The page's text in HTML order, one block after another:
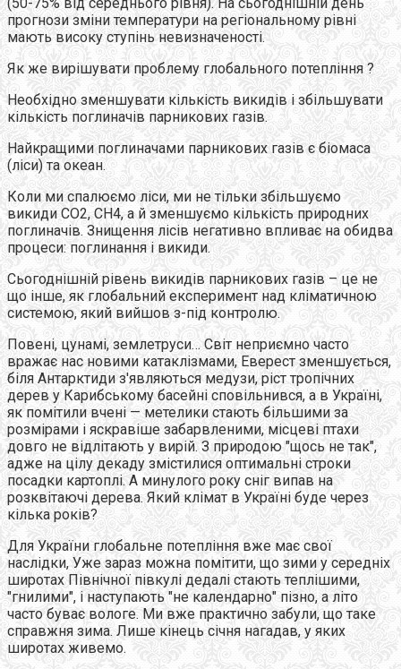
прогнози зміни температури на регіональному рівні
мають високу ступінь невизначеності.
Як же вирішувати проблему глобального потепління ?
Необхідно зменшувати кількість викидів і збільшувати
кількість поглиначів парникових газів.
Найкращими поглиначами парникових газів є біомаса
(ліси) та океан.
Коли ми спалюємо ліси, ми не тільки збільшуємо
викиди СО2, СН4, а й зменшуємо кількість природних
поглиначів. Знищення лісів негативно впливає на обидва
процеси: поглинання і викиди.
Сьогоднішній рівень викидів парникових газів – це не
що інше, як глобальний експеримент над кліматичною
системою, який вийшов з-під контролю.
Повені, цунамі, землетруси… Світ неприємно часто
вражає нас новими катаклізмами, Еверест зменшується,
біля Антарктиди з'являються медузи, ріст тропічних
дерев у Карибському басейні сповільнився, а в Україні,
як помітили вчені — метелики стають більшими за
розмірами і яскравіше забарвленими, місцеві птахи
довго не відлітають у вирій. З природою "щось не так",
адже на цілу декаду змістилися оптимальні строки
посадки картоплі. А минулого року сніг випав на
розквітаючі дерева. Який клімат в Україні буде через
кілька років?
Для України глобальне потепління вже має свої
наслідки, Уже зараз можна помітити, що зими у середніх
широтах Північної півкулі дедалі стають теплішими,
"гнилими", і наступають "не календарно" пізно, а літо
часто буває вологе. Ми вже практично забули, що таке
справжня зима. Лише кінець січня нагадав, у яких
широтах живемо.